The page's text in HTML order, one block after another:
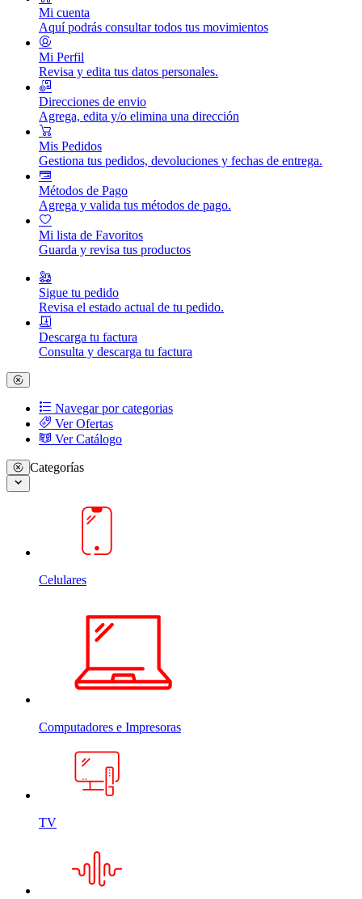
Mi cuenta
Aquí podrás consultar todos tus movimientos
Mi Perfil
Revisa y edita tus datos personales.
Direcciones de envio
Agrega, edita y/o elimina una dirección
Mis Pedidos
Gestiona tus pedidos, devoluciones y fechas de entrega.
Métodos de Pago
Agrega y valida tus métodos de pago.
Mi lista de Favoritos
Guarda y revisa tus productos
Sigue tu pedido
Revisa el estado actual de tu pedido.
Descarga tu factura
Consulta y descarga tu factura
Navegar por categorias
Ver Ofertas
Ver Catálogo
Categorías
Celulares
Computadores e Impresoras
TV